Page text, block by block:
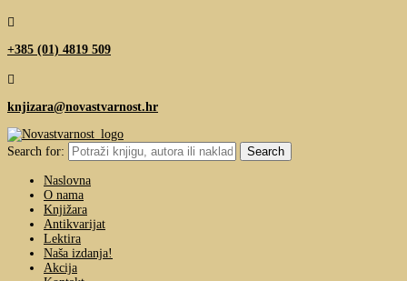

+385 (01) 4819 509

knjizara@novastvarnost.hr
Search for:
Naslovna
O nama
Knjižara
Antikvarijat
Lektira
Naša izdanja!
Akcija